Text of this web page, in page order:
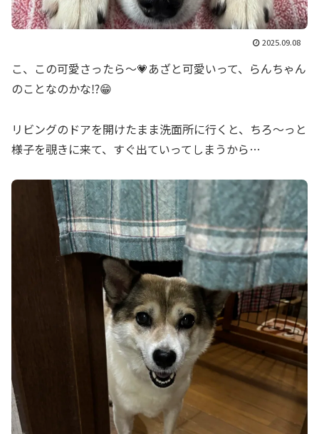
2025.09.08
こ、この可愛さったら〜💗あざと可愛いって、らんちゃん
のことなのかな⁉️😁
リビングのドアを開けたまま洗面所に行くと、ちろ〜っと
様子を覗きに来て、すぐ出ていってしまうから…